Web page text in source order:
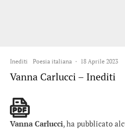
Inediti Poesia italiana · 18 Aprile 2023
Vanna Carlucci – Inediti
Vanna Carlucci, ha pubblicato